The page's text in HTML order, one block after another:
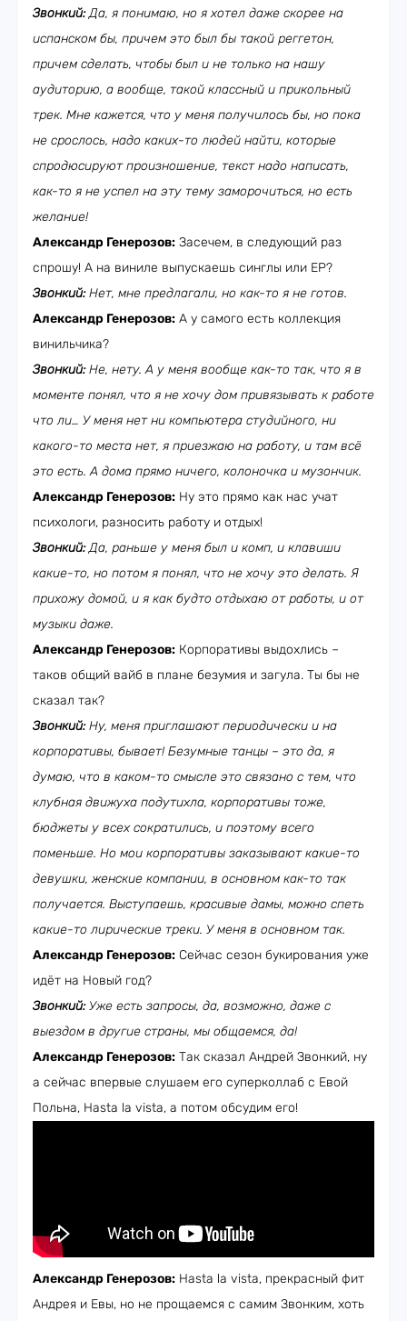
Звонкий:Да, я понимаю, но я хотел даже скорее на
испанском бы, причем это был бы такой реггетон,
причем сделать, чтобы был и не только на нашу
аудиторию, а вообще, такой классный и прикольный
трек. Мне кажется, что у меня получилось бы, но пока
не срослось, надо каких-то людей найти, которые
спродюсируют произношение, текст надо написать,
как-то я не успел на эту тему заморочиться, но есть
желание!
Александр Генерозов: Засечем, в следующий раз
спрошу! А на виниле выпускаешь синглы или ЕР?
Звонкий:Нет, мне предлагали, но как-то я не готов.
Александр Генерозов: А у самого есть коллекция
винильчика?
Звонкий:Не, нету. А у меня вообще как-то так, что я в
моменте понял, что я не хочу дом привязывать к работе
что ли… У меня нет ни компьютера студийного, ни
какого-то места нет, я приезжаю на работу, и там всё
это есть. А дома прямо ничего, колоночка и музончик.
Александр Генерозов: Ну это прямо как нас учат
психологи, разносить работу и отдых!
Звонкий:Да, раньше у меня был и комп, и клавиши
какие-то, но потом я понял, что не хочу это делать. Я
прихожу домой, и я как будто отдыхаю от работы, и от
музыки даже.
Александр Генерозов: Корпоративы выдохлись –
таков общий вайб в плане безумия и загула. Ты бы не
сказал так?
Звонкий:Ну, меня приглашают периодически и на
корпоративы, бывает! Безумные танцы – это да, я
думаю, что в каком-то смысле это связано с тем, что
клубная движуха подутихла, корпоративы тоже,
бюджеты у всех сократились, и поэтому всего
поменьше. Но мои корпоративы заказывают какие-то
девушки, женские компании, в основном как-то так
получается. Выступаешь, красивые дамы, можно спеть
какие-то лирические треки. У меня в основном так.
Александр Генерозов: Сейчас сезон букирования уже
идёт на Новый год?
Звонкий:Уже есть запросы, да, возможно, даже с
выездом в другие страны, мы общаемся, да!
Александр Генерозов: Так сказал Андрей Звонкий, ну
а сейчас впервые слушаем его суперколлаб с Евой
Польна, Hasta la vista, а потом обсудим его!
Александр Генерозов: Hasta la vista, прекрасный фит
Андрея и Евы, но не прощаемся с самим Звонким, хоть